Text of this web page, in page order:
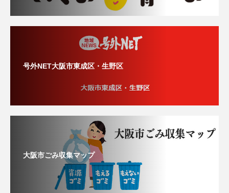
号外NET大阪市東成区・生野区
大阪市ごみ収集マップ